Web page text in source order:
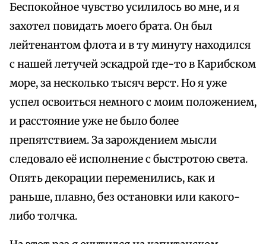
Беспокойное чувство усилилось во мне, и я
захотел повидать моего брата. Он был
лейтенантом флота и в ту минуту находился
с нашей летучей эскадрой где-то в Карибском
море, за несколько тысяч верст. Но я уже
успел освоиться немного с моим положением,
и расстояние уже не было более
препятствием. За зарождением мысли
следовало её исполнение с быстротою света.
Опять декорации переменились, как и
раньше, плавно, без остановки или какого-
либо толчка.